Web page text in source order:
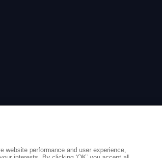
website performance and user experience,